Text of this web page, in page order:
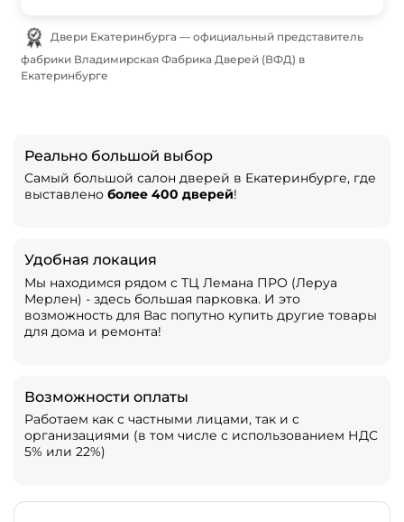
фабрики Владимирская Фабрика Дверей (ВФД) в
Екатеринбурге
Реально большой выбор
Самый большой салон дверей в Екатеринбурге, где
выставлено более 400 дверей!
Удобная локация
Мы находимся рядом с ТЦ Лемана ПРО (Леруа
Мерлен) - здесь большая парковка. И это
возможность для Вас попутно купить другие товары
для дома и ремонта!
Возможности оплаты
Работаем как с частными лицами, так и с
организациями (в том числе с использованием НДС
5% или 22%)